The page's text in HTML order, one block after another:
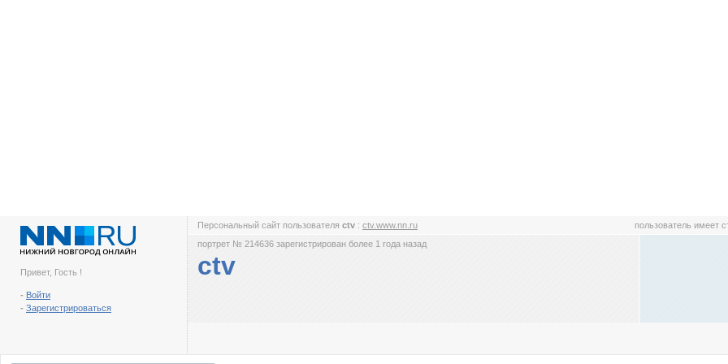
Привет, Гость !
- Войти
- Зарегистрироваться
Персональный сайт пользователя ctv : ctv.www.nn.ru пользователь имеет
портрет № 214636 зарегистрирован более 1 года назад
ctv